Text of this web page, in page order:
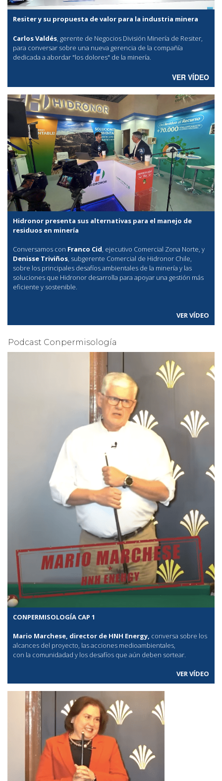
Resiter y su propuesta de valor para la industria minera
Carlos Valdés, gerente de Negocios División Minería de Resiter,
para conversar sobre una nueva gerencia de la compañía
dedicada a abordar "los dolores" de la minería.
VER VÍDEO
Hidronor presenta sus alternativas para el manejo de
residuos en minería
Conversamos con Franco Cid, ejecutivo Comercial Zona Norte, y
Denisse Triviños, subgerente Comercial de Hidronor Chile,
sobre los principales desafíos ambientales de la minería y las
soluciones que Hidronor desarrolla para apoyar una gestión más
eficiente y sostenible.
VER VÍDEO
Podcast Conpermisología
CONPERMISOLOGÍA CAP 1
Mario Marchese, director de HNH Energy, conversa sobre los
alcances del proyecto, las acciones medioambientales,
con la comunidadad y los desafíos que aún deben sortear.
VER VÍDEO